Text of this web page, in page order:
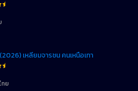
เหลี่ยมจารชน คนเหนือเทา
ทย